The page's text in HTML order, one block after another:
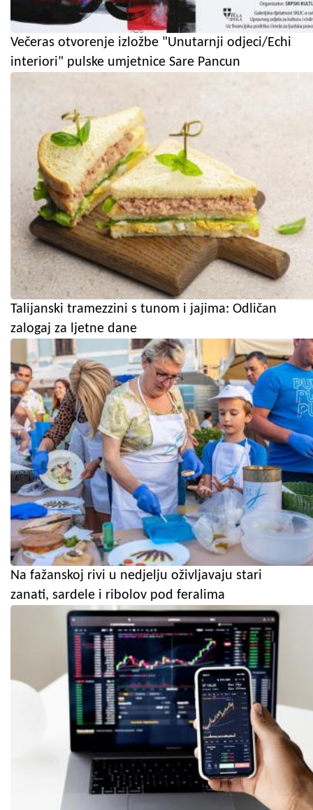
Večeras otvorenje izložbe "Unutarnji odjeci/Echi
interiori" pulske umjetnice Sare Pancun
Talijanski tramezzini s tunom i jajima: Odličan
zalogaj za ljetne dane
Na fažanskoj rivi u nedjelju oživljavaju stari
zanati, sardele i ribolov pod feralima